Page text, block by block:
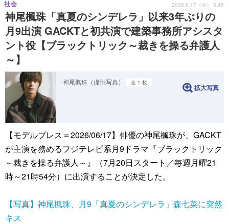
神尾楓珠「真夏のシンデレラ」以来3年ぶりの
月9出演 GACKTと初共演で建築事務所アシスタ
ント役【ブラックトリック～裁きを操る弁護人
～】
社会 2026.6.17（水） 5:45
神尾楓珠（提供写真） 全 1 枚
拡大写真
【モデルプレス＝2026/06/17】俳優の神尾楓珠が、GACKT
が主演を務めるフジテレビ系月9ドラマ『ブラックトリック
～裁きを操る弁護人～』（7月20日スタート／毎週月曜21
時～21時54分）に出演することが決定した。
【写真】神尾楓珠、月9「真夏のシンデレラ」森七菜に突然
キス